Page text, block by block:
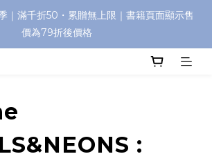
｜滿千折50・累贈無上限｜書籍頁面顯示售
價為79折後價格
: